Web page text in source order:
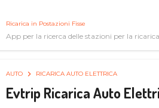
Ricarica in Postazioni Fisse
App per la ricerca delle stazioni per la
AUTO RICARICA AUTO ELETTRICA
Evtrip Ricarica Auto